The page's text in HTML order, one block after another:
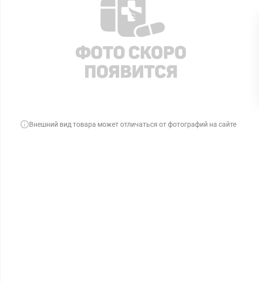
Внешний вид товара может отличаться от фотографий на сайте